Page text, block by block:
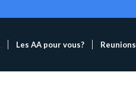
Les AA pour vous? Reunions